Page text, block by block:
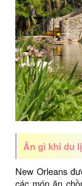
Ăn gì khi du
New Orleans
các món ăn